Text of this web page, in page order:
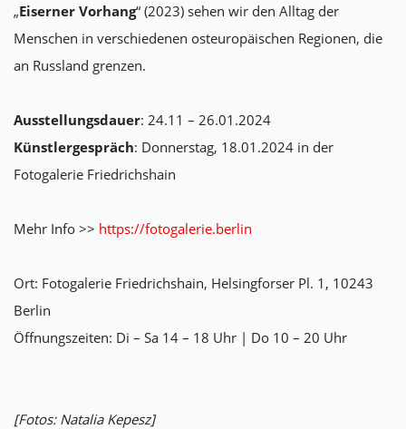
„Eiserner Vorhang“ (2023) sehen wir den Alltag der
Menschen in verschiedenen osteuropäischen Regionen, die
an Russland grenzen.
Ausstellungsdauer: 24.11 – 26.01.2024
Künstlergespräch: Donnerstag, 18.01.2024 in der
Fotogalerie Friedrichshain
Mehr Info >> https://fotogalerie.berlin
Ort: Fotogalerie Friedrichshain, Helsingforser Pl. 1, 10243
Berlin
Öffnungszeiten: Di – Sa 14 – 18 Uhr | Do 10 – 20 Uhr
[Fotos: Natalia Kepesz]